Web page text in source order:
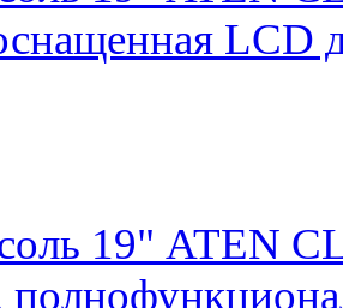
LCD
19" ATEN